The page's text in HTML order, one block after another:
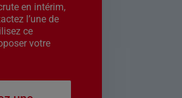
en intérim,
l’une de
ce
votre